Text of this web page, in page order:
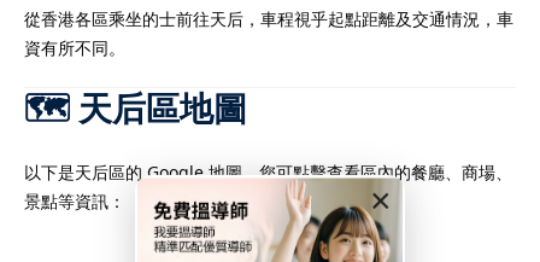
×
從香港各區乘坐的士前往天后，車程視乎起點距離及交通情況，車
資有所不同。​
🗺️ 天后區地圖
以下是天后區的 Google 地圖，您可點擊查看區內的餐廳、商場、
景點等資訊：​